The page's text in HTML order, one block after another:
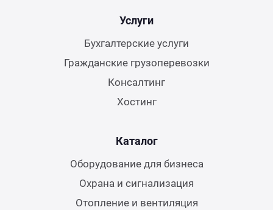
Услуги
Бухгалтерские услуги
Гражданские грузоперевозки
Консалтинг
Хостинг
Каталог
Оборудование для бизнеса
Охрана и сигнализация
Отопление и вентиляция